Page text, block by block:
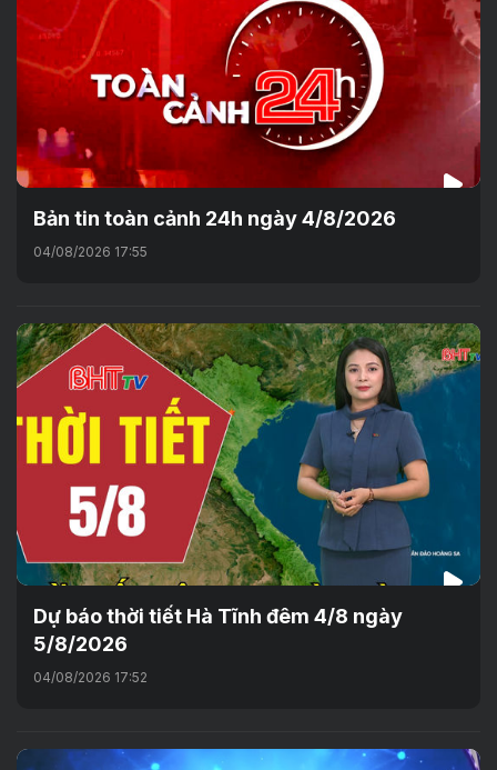
Bản tin toàn cảnh 24h ngày 4/8/2026
04/08/2026 17:55
Dự báo thời tiết Hà Tĩnh đêm 4/8 ngày
5/8/2026
04/08/2026 17:52